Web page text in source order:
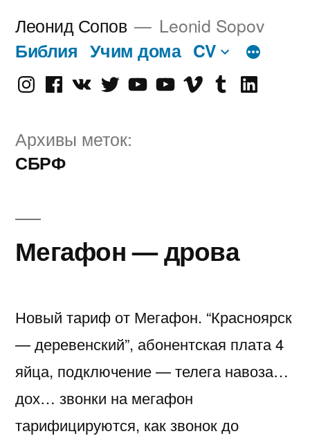
Леонид Сопов Leonid Sopov
Библия Учим дома CV
InstagramFacebook
VK TwitterYoutube
Old Vimeotumblrlinkedin
Архивы меток:
СБРФ
Мегафон — дрова
Новый тариф от Мегафон. “Красноярск
— деревенский”, абонентская плата 4
яйца, подключение — телега навоза…
дох… звонки на мегафон
тарифицируются, как звонок до